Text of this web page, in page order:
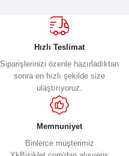
Hızlı Teslimat
Siparişlerinizi özenle hazırladıktan
sonra en hızlı şekilde size
ulaştırıyoruz.
Memnuniyet
Binlerce müşterimiz